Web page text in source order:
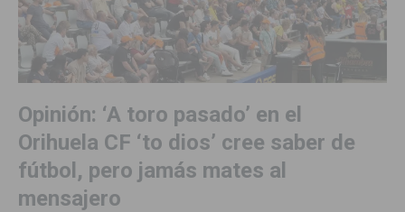
Opinión: ‘A toro pasado’ en el
Orihuela CF ‘to dios’ cree saber de
fútbol, pero jamás mates al
mensajero